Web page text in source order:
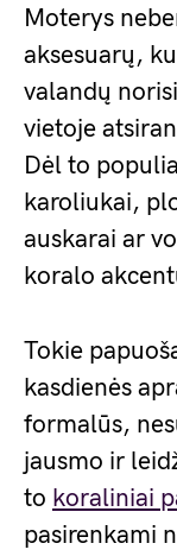
Moterys
aksesuarų,
valandų
vietoje
Dėl to
karoliukai,
auskarai ar
koralo
Tokie
kasdienės
formalūs,
jausmo ir
to koraliniai
pasirenkami